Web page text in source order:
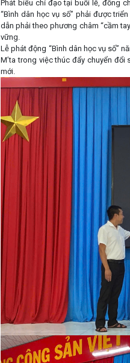
Phát biểu chỉ đạo tại buổi lễ, đồng
“Bình dân học vụ số” phải được
dẫn phải theo phương châm “cầm
vững.
Lễ phát động “Bình dân học vụ số”
M’ta trong việc thúc đẩy chuyển
mới.